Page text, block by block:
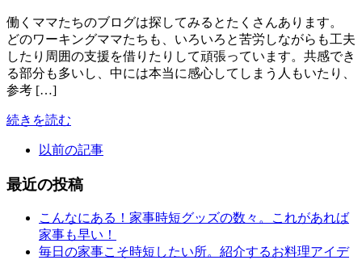
働くママたちのブログは探してみるとたくさんあります。
どのワーキングママたちも、いろいろと苦労しながらも工夫
したり周囲の支援を借りたりして頑張っています。共感でき
る部分も多いし、中には本当に感心してしまう人もいたり、
参考 […]
続きを読む
以前の記事
最近の投稿
こんなにある！家事時短グッズの数々。これがあれば
家事も早い！
毎日の家事こそ時短したい所。紹介するお料理アイデ